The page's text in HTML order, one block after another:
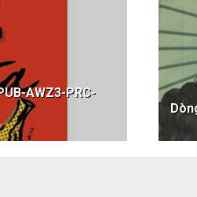
AWZ3-PRC-